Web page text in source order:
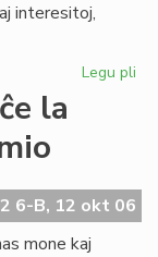
interesitoj,
Legu pli
en
la
6-B, 12 okt 06
mone kaj